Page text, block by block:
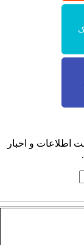
اطلاعات و اخبار